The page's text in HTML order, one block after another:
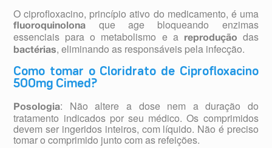
O ciprofloxacino, princípio ativo do medicamento, é uma
fluoroquinolona
que age bloqueando enzimas
essenciais para o metabolismo e a
reprodução das
bactérias, eliminando as responsáveis pela infecção.
Como tomar o Cloridrato de Ciprofloxacino
500mg Cimed?
Posologia: Não altere a dose nem a duração do
tratamento indicados por seu médico. Os comprimidos
devem ser ingeridos inteiros, com líquido. Não é preciso
tomar o comprimido junto com as refeições.